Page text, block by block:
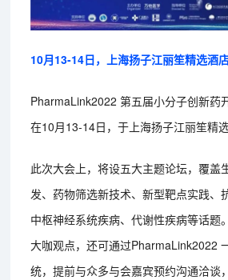
10月13-14日，上海扬子江丽笙精选酒
PharmaLink2022 第五届小分子创新药
在10月13-14日，于上海扬子江丽笙精
此次大会上，将设五大主题论坛，覆盖
发、药物筛选新技术、新型靶点实践、
中枢神经系统疾病、代谢性疾病等话题
大咖观点，还可通过PharmaLink2022
统，提前与众多与会嘉宾预约沟通洽谈